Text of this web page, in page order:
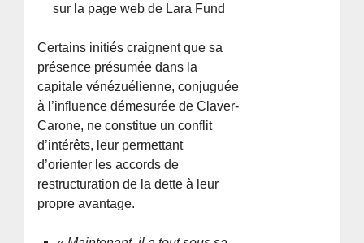
sur la page web de Lara Fund
Certains initiés craignent que sa
présence présumée dans la
capitale vénézuélienne, conjuguée
à l’influence démesurée de Claver-
Carone, ne constitue un conflit
d’intérêts, leur permettant
d’orienter les accords de
restructuration de la dette à leur
propre avantage.